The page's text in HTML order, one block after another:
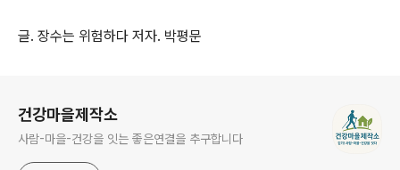
글. 장수는 위험하다 저자. 박평문
건강마을제작소
사람-마을-건강을 잇는 좋은연결을 추구합니다